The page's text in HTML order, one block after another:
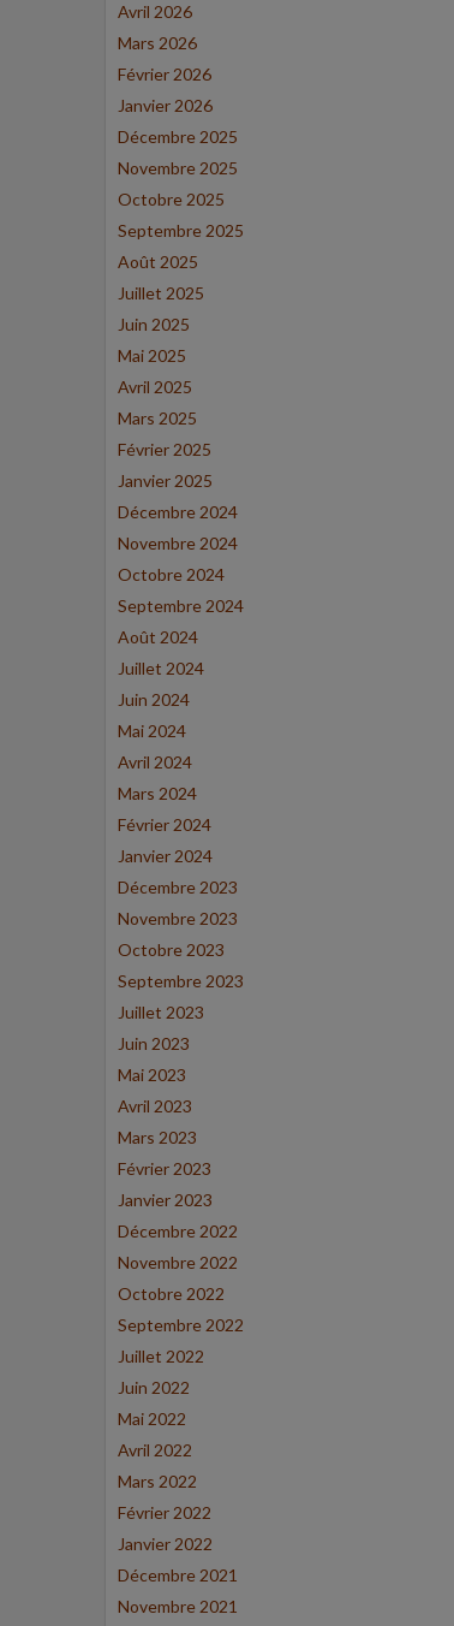
Avril 2026
Mars 2026
Février 2026
Janvier 2026
Décembre 2025
Novembre 2025
Octobre 2025
Septembre 2025
Août 2025
Juillet 2025
Juin 2025
Mai 2025
Avril 2025
Mars 2025
Février 2025
Janvier 2025
Décembre 2024
Novembre 2024
Octobre 2024
Septembre 2024
Août 2024
Juillet 2024
Juin 2024
Mai 2024
Avril 2024
Mars 2024
Février 2024
Janvier 2024
Décembre 2023
Novembre 2023
Octobre 2023
Septembre 2023
Juillet 2023
Juin 2023
Mai 2023
Avril 2023
Mars 2023
Février 2023
Janvier 2023
Décembre 2022
Novembre 2022
Octobre 2022
Septembre 2022
Juillet 2022
Juin 2022
Mai 2022
Avril 2022
Mars 2022
Février 2022
Janvier 2022
Décembre 2021
Novembre 2021